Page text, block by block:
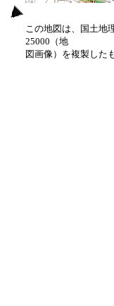
この地図は、国土地
25000（地
図画像）を複製し